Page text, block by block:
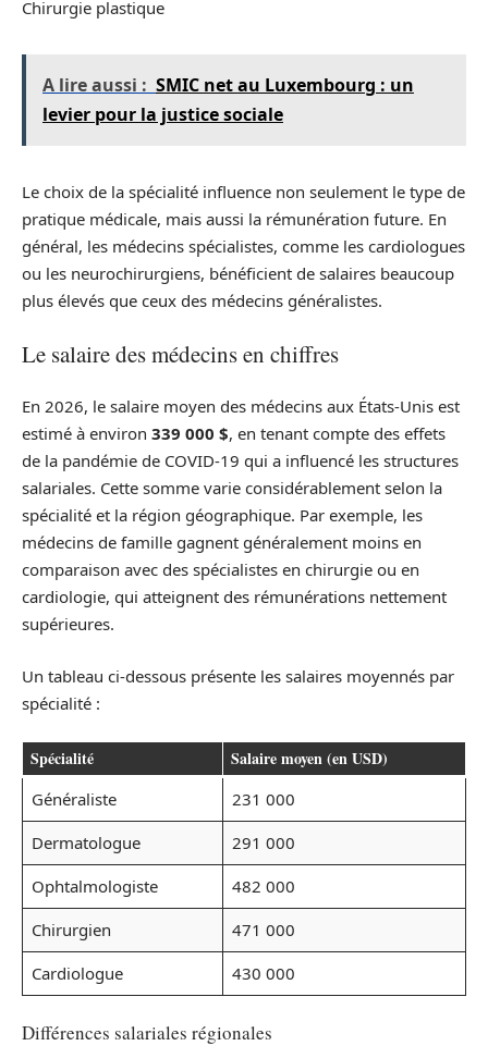
Chirurgie plastique
A lire aussi : SMIC net au Luxembourg : un
levier pour la justice sociale
Le choix de la spécialité influence non seulement le type de
pratique médicale, mais aussi la rémunération future. En
général, les médecins spécialistes, comme les cardiologues
ou les neurochirurgiens, bénéficient de salaires beaucoup
plus élevés que ceux des médecins généralistes.
Le salaire des médecins en chiffres
En 2026, le salaire moyen des médecins aux États-Unis est
estimé à environ 339 000 $, en tenant compte des effets
de la pandémie de COVID-19 qui a influencé les structures
salariales. Cette somme varie considérablement selon la
spécialité et la région géographique. Par exemple, les
médecins de famille gagnent généralement moins en
comparaison avec des spécialistes en chirurgie ou en
cardiologie, qui atteignent des rémunérations nettement
supérieures.
Un tableau ci-dessous présente les salaires moyennés par
spécialité :
Spécialité Salaire moyen (en USD)
Généraliste
231 000
Dermatologue
291 000
Ophtalmologiste
482 000
Chirurgien
471 000
Cardiologue
430 000
Différences salariales régionales